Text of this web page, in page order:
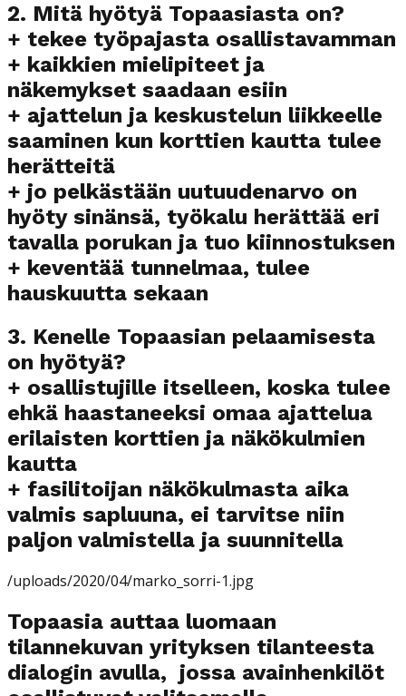
2. Mitä hyötyä Topaasiasta on?
+ tekee työpajasta osallistavamman
+ kaikkien mielipiteet ja
näkemykset saadaan esiin
+ ajattelun ja keskustelun liikkeelle
saaminen kun korttien kautta tulee
herätteitä
+ jo pelkästään uutuudenarvo on
hyöty sinänsä, työkalu herättää eri
tavalla porukan ja tuo kiinnostuksen
+ keventää tunnelmaa, tulee
hauskuutta sekaan
3. Kenelle Topaasian pelaamisesta
on hyötyä?
+ osallistujille itselleen, koska tulee
ehkä haastaneeksi omaa ajattelua
erilaisten korttien ja näkökulmien
kautta
+ fasilitoijan näkökulmasta aika
valmis sapluuna, ei tarvitse niin
paljon valmistella ja suunnitella
/uploads/2020/04/marko_sorri-1.jpg
Topaasia auttaa luomaan
tilannekuvan yrityksen tilanteesta
dialogin avulla, jossa avainhenkilöt